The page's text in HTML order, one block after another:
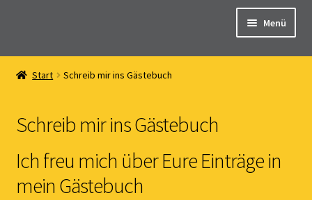
Menü
Home
Kernöl Pepi
Übers Kernöl
Start Schreib mir ins Gästebuch
Schreib mir ins Gästebuch
Ich freu mich über Eure Einträge in
mein Gästebuch